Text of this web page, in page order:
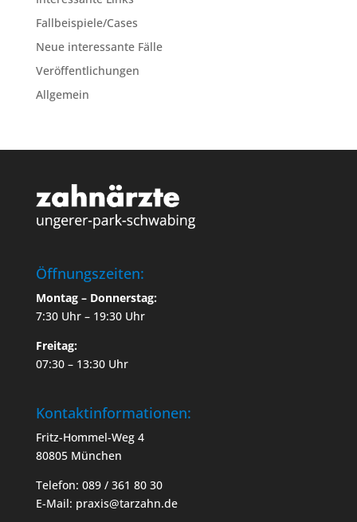
Fallbeispiele/Cases
Neue interessante Fälle
Veröffentlichungen
Allgemein
Öffnungszeiten:
Montag – Donnerstag:
7:30 Uhr – 19:30 Uhr
Freitag:
07:30 – 13:30 Uhr
Kontaktinformationen:
Fritz-Hommel-Weg 4
80805 München
Telefon: 089 / 361 80 30
E-Mail: praxis@tarzahn.de